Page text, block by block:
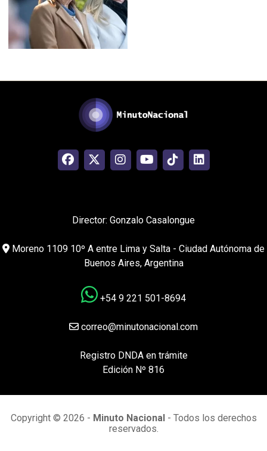
Director: Gonzalo Casalongue
Moreno 1109 10º A entre Lima y Salta - Ciudad Autónoma de
Buenos Aires, Argentina
+54 9 221 501-8694
correo@minutonacional.com
Registro DNDA en trámite
Edición Nº 816
Copyright © 2026 - Minuto Nacional- Todos los derechos
reservados.